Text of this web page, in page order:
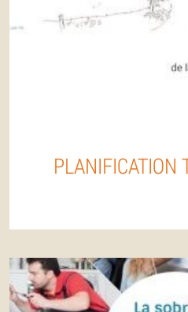
PLANIFICATION